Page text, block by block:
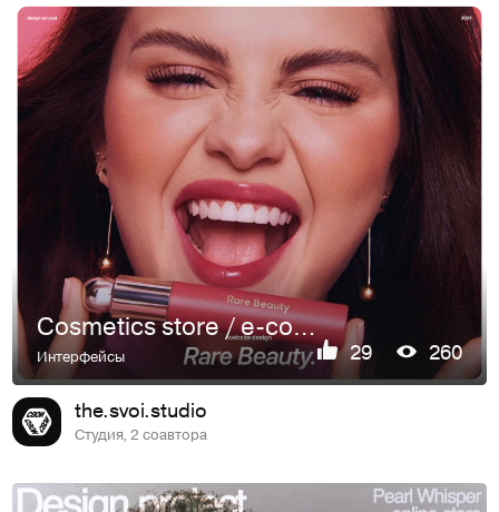
Cosmetics store / e-commerce design
Интерфейсы 29 260
the.svoi.studio
Студия, 2 соавтора